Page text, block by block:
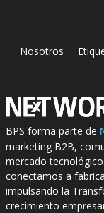
Nosotros
BPS forma parte de
marketing B2B,
mercado
conectamos a
impulsando la
crecimiento